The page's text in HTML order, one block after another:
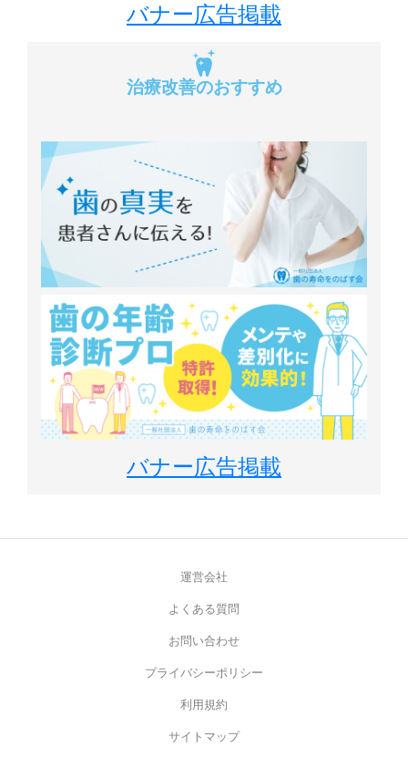
バナー広告掲載
治療改善のおすすめ
バナー広告掲載
運営会社
よくある質問
お問い合わせ
プライバシーポリシー
利用規約
サイトマップ